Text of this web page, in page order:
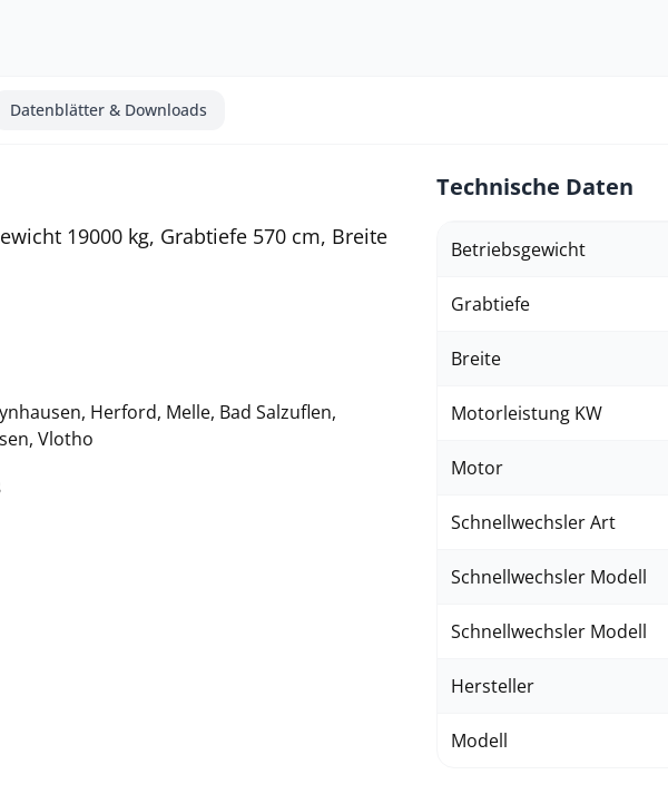
Datenblätter & Downloads
19000 kg, Grabtiefe 570 cm, Breite
Herford, Melle, Bad Salzuflen,
Vlotho
Technische Daten
Betriebsgewicht
Grabtiefe
Breite
Motorleistung KW
Motor
Schnellwechsler Art
Schnellwechsler Modell
Schnellwechsler Modell
Hersteller
Modell